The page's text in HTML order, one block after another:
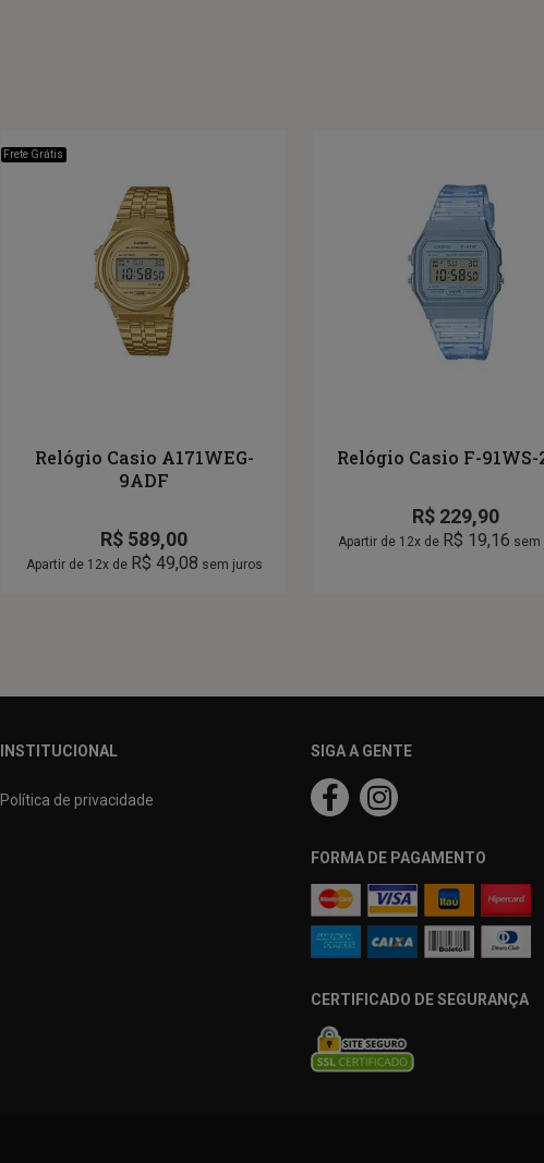
Frete Grátis
Relógio Casio A171WEG-
9ADF
R$ 589,00
Apartir de 12x de R$ 49,08 sem juros
Relógio Casio F-91WS-
R$ 229,90
Apartir de 12x de R$ 19,16 sem
INSTITUCIONAL
Política de privacidade
SIGA A GENTE
FORMA DE PAGAMENTO
CERTIFICADO DE SEGURANÇA